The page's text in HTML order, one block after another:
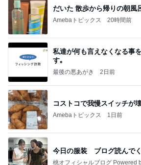
だいた 散歩から帰りの朝風
Amebaトピックス 20時間前
私達が何も言えなくなる事
す｡
最後の悪あがき 2日前
コストコで我慢スイッチが
Amebaトピックス 1日前
今日の服装 ブログ読んでく
桃オフィシャルブログ Powered